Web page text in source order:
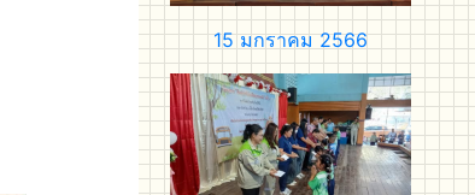
15 มกราคม 2566